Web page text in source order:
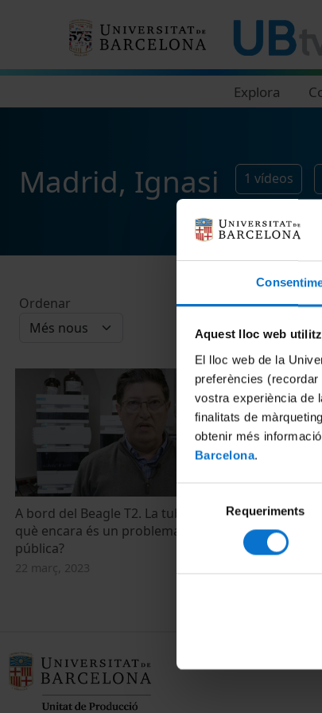
Aquest lloc web
El lloc web de la
preferències
vostra experiència de
finalitats de
obtenir més
Barcelona.
de
consentiment
Requeriments
Explora
Madrid, Ignasi 1 vídeos
Ordenar
A bord del Beagle T2. La tuberculosi: per
què encara és un problema de salut
pública?
22 març, 2023